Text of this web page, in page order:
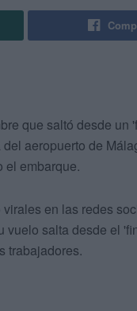
que saltó desde un
aeropuerto de
el embarque.
en las redes
salta desde el
trabajadores.